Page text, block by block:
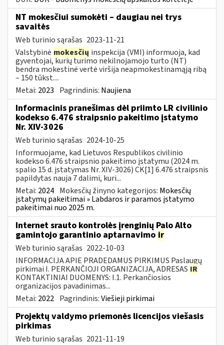
NT mokesčiui sumokėti – daugiau nei trys
savaitės
Web turinio sąrašas 2023-11-21
Valstybinė mokesčių inspekcija (VMI) informuoja, kad
gyventojai, kurių turimo nekilnojamojo turto (NT)
bendra mokestinė vertė viršija neapmokestinamąją ribą
– 150 tūkst....
Metai: 2023 Pagrindinis: Naujiena
Informacinis pranešimas dėl priimto LR civilinio
kodekso 6.476 straipsnio pakeitimo įstatymo
Nr. XIV-3026
Web turinio sąrašas 2024-10-25
Informuojame, kad Lietuvos Respublikos civilinio
kodekso 6.476 straipsnio pakeitimo įstatymu (2024 m.
spalio 15 d. įstatymas Nr. XIV-3026) CK[1] 6.476 straipsnis
papildytas nauja 7 dalimi, kuri...
Metai: 2024 Mokesčių žinyno kategorijos: Mokesčių
įstatymų pakeitimai » Labdaros ir paramos įstatymo
pakeitimai nuo 2025 m.
Internet srauto kontrolės įrenginių Palo Alto
gamintojo garantinio aptarnavimo ir
Web turinio sąrašas 2022-10-03
INFORMACIJA APIE PRADEDAMUS PIRKIMUS Paslaugų
pirkimai I. PERKANČIOJI ORGANIZACIJA, ADRESAS IR
KONTAKTINIAI DUOMENYS: I.1. Perkančiosios
organizacijos pavadinimas...
Metai: 2022 Pagrindinis:Viešieji pirkimai
Projektų valdymo priemonės licencijos viešasis
pirkimas
Web turinio sąrašas 2021-11-19